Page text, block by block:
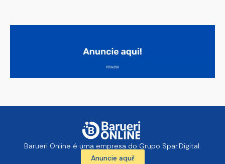
Barueri Online é uma empresa do Grupo Spar.Digital.
Anuncie aqui!